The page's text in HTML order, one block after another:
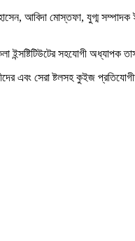
আবিদা মোস্তফা, যুগ্ম সম্পাদক
ইন্সষ্টিটিউটের সহযোগী অধ্যাপক
এবং সেরা ষ্টলসহ কুইজ